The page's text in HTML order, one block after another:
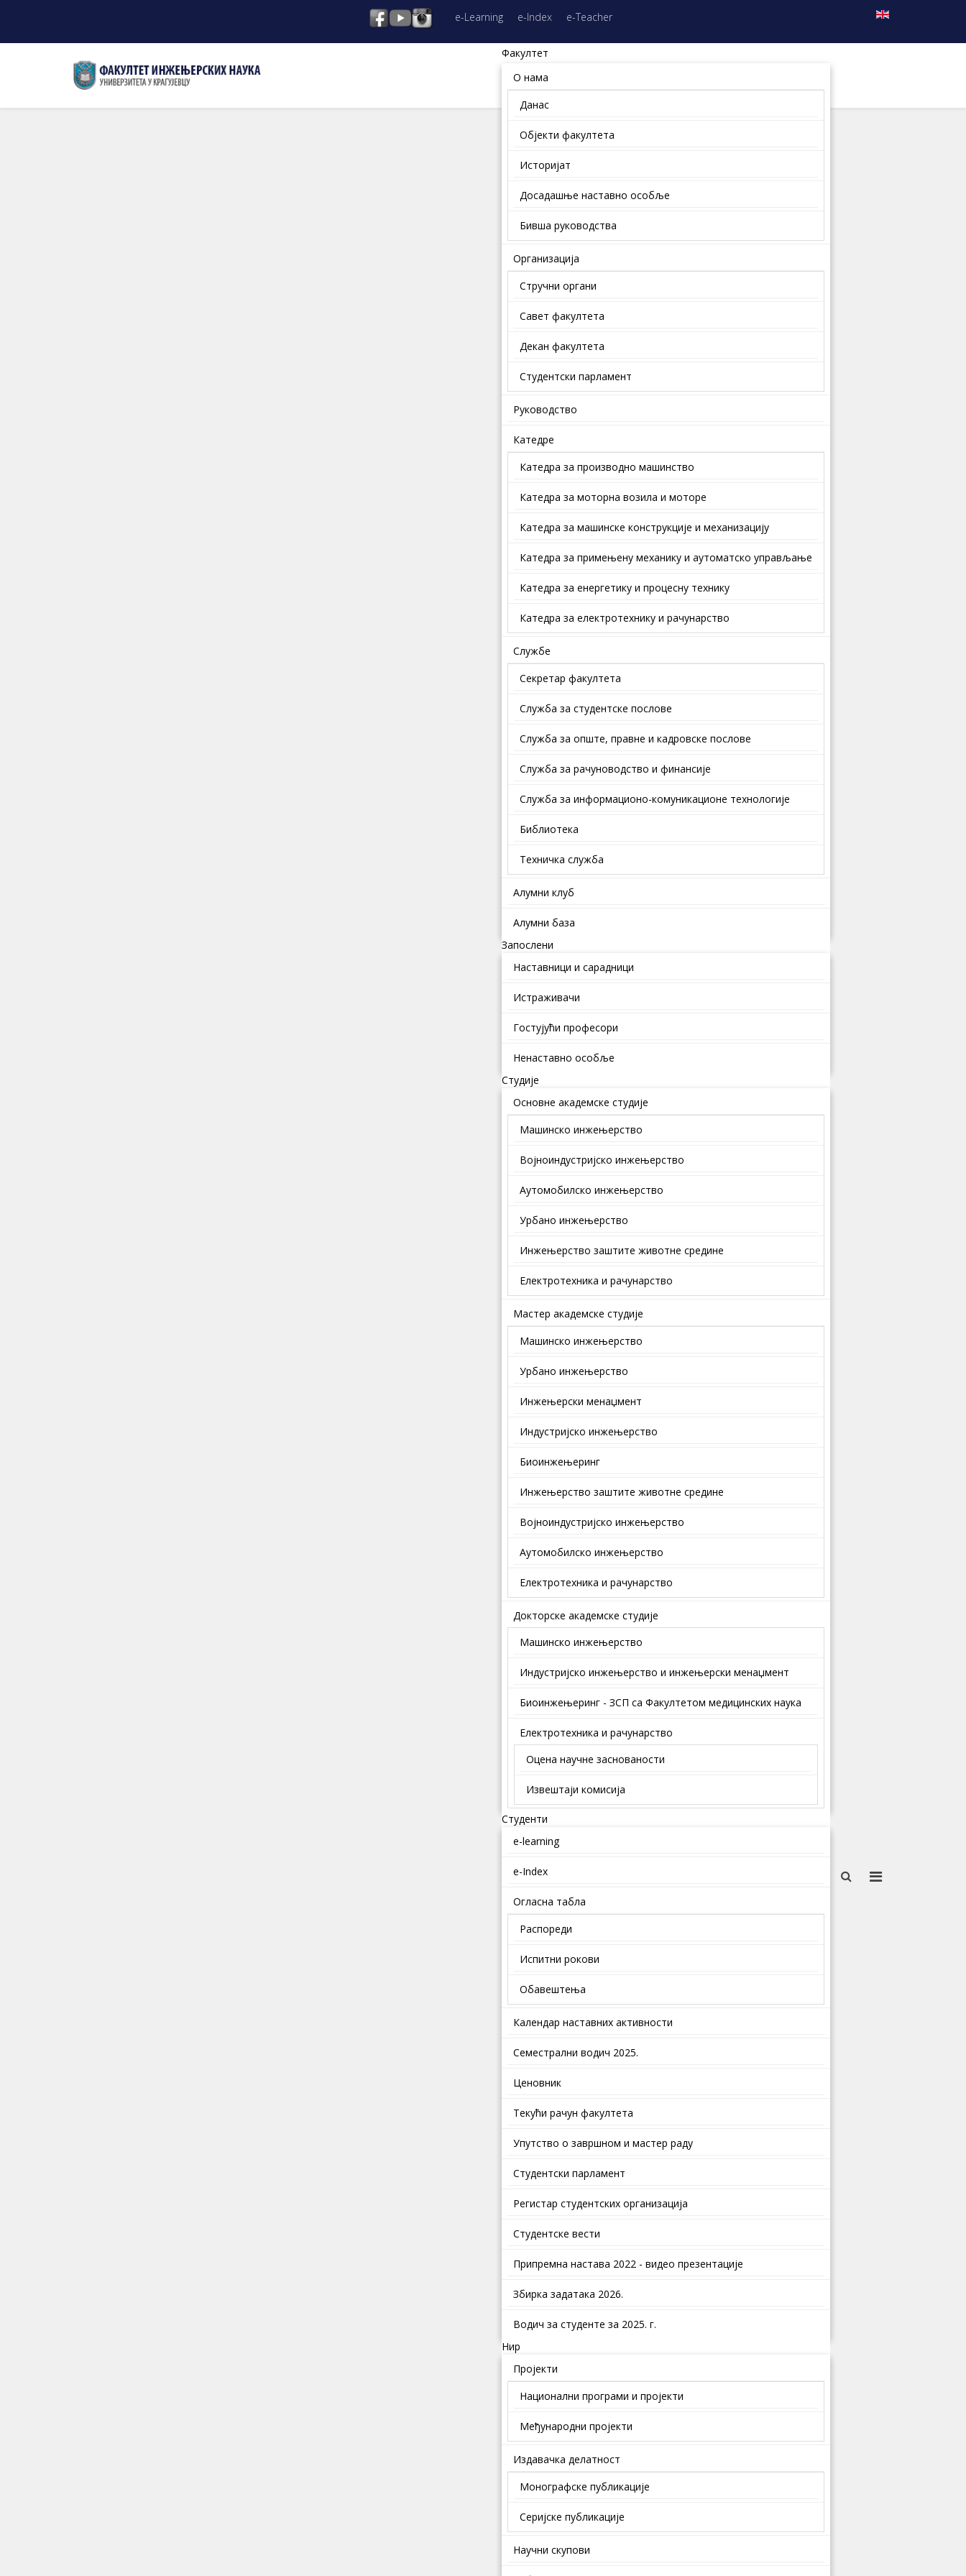
e-Learning e-Index e-Teacher
Факултет
О нама
Данас
Објекти факултета
Историјат
Досадашње наставно особље
Бивша руководства
Организација
Стручни органи
Савет факултета
Декан факултета
Студентски парламент
Руководство
Катедре
Катедра за производно машинство
Катедра за моторна возила и моторе
Катедра за машинске конструкције и механизацију
Катедра за примењену механику и аутоматско управљање
Катедра за енергетику и процесну технику
Катедра за електротехнику и рачунарство
Службе
Секретар факултета
Служба за студентске послове
Службa зa oпштe, прaвнe и кaдрoвскe пoслoвe
Служба за рачуноводство и финансије
Служба за информационо-комуникационе технологије
Библиотека
Техничка служба
Алумни клуб
Алумни база
Запослени
Наставници и сарадници
Истраживачи
Гостујући професори
Ненаставно особље
Студије
Основне академске студије
Машинско инжењерство
Војноиндустријско инжењерство
Аутомобилско инжењерство
Урбано инжењерство
Инжењерство заштите животне средине
Електротехника и рачунарство
Мастер академске студије
Машинско инжењерство
Урбано инжењерство
Инжењерски менаџмент
Индустријско инжењерство
Биоинжењеринг
Инжењерство заштите животне средине
Војноиндустријско инжењерство
Аутомобилско инжењерство
Електротехника и рачунарство
Докторске академске студије
Mашинско инжењерство
Индустријско инжењерство и инжењерски менаџмент
Биоинжењеринг - ЗСП са Факултетом медицинских наука
Електротехника и рачунарство
Оцена научне заснованости
Извештаји комисија
Студенти
e-learning
e-Index
Огласна табла
Распореди
Испитни рокови
Обавештења
Календар наставних активности
Семестрални водич 2025.
Ценовник
Текући рачун факултета
Упутство о завршном и мастер раду
Студентски парламент
Регистар студентских организација
Студентске вести
Припремна настава 2022 - видео презентације
Збирка задатака 2026.
Водич за студенте за 2025. г.
Нир
Пројекти
Национални програми и пројекти
Међународни пројекти
Издавачка делатност
Монографске публикације
Серијске публикације
Научни скупови